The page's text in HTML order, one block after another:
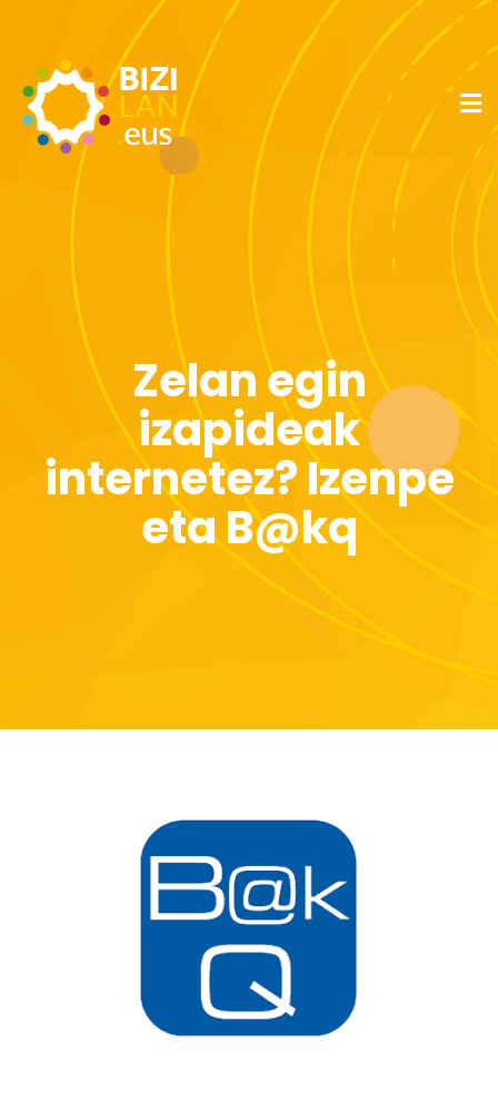
Zelan egin
izapideak
internetez? Izenpe
eta B@kq